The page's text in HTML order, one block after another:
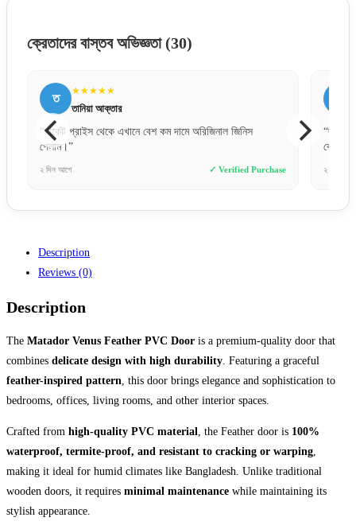
ক্রেতাদের বাস্তব অভিজ্ঞতা (30)
ত
★★★★★
তানিয়া আক্তার
“মার্কেট প্রাইস থেকে এখানে বেশ কম দামে অরিজিনাল জিনিস
পেলাম।”
২ দিন আগে ✓ Verified Purchase ২ দিন আগে
Description
Reviews (0)
Description
The Matador Venus Feather PVC Door is a premium-quality door that
combines delicate design with high durability. Featuring a graceful
feather-inspired pattern, this door brings elegance and sophistication to
bedrooms, offices, living rooms, and other interior spaces.
Crafted from high-quality PVC material, the Feather door is 100%
waterproof, termite-proof, and resistant to cracking or warping,
making it ideal for humid climates like Bangladesh. Unlike traditional
wooden doors, it requires minimal maintenance while maintaining its
stylish appearance.